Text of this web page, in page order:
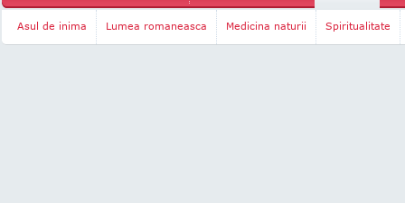
Asul de inima Lumea romaneasca Medicina naturii Spiritualitate